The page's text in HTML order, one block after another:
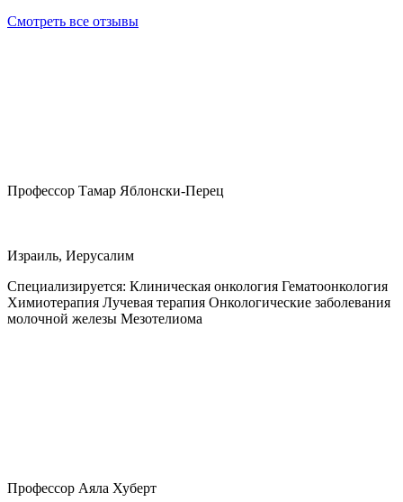
Смотреть все отзывы
Профессор Тамар Яблонски-Перец
Израиль, Иерусалим
Специализируется: Клиническая онкология Гематоонкология
Химиотерапия Лучевая терапия Онкологические заболевания
молочной железы Мезотелиома
Профессор Аяла Хуберт